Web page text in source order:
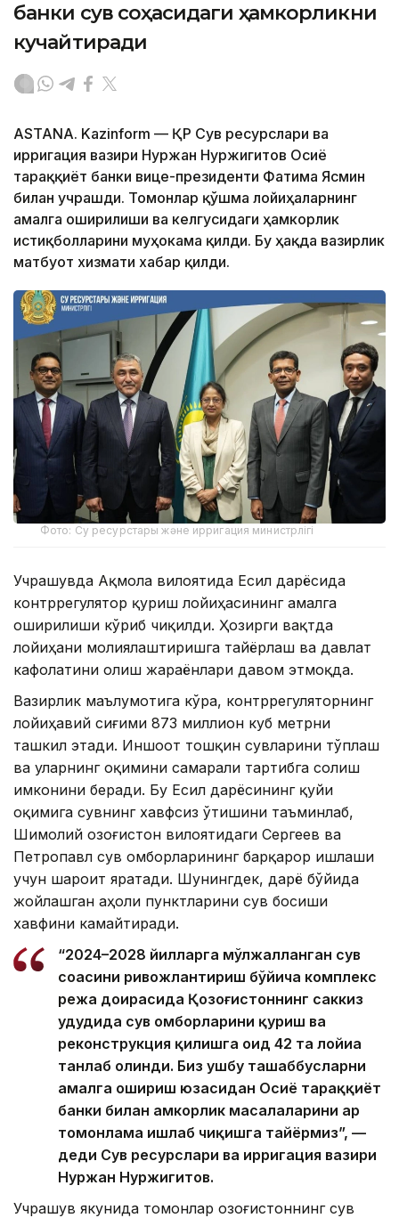
банки сув соҳасидаги ҳамкорликни
кучайтиради
ASTANA. Kazinform — ҚР Сув ресурслари ва
ирригация вазири Нуржан Нуржигитов Осиё
тараққиёт банки вице-президенти Фатима Ясмин
билан учрашди. Томонлар қўшма лойиҳаларнинг
амалга оширилиши ва келгусидаги ҳамкорлик
истиқболларини муҳокама қилди. Бу ҳақда вазирлик
матбуот хизмати хабар қилди.
Фото: Су ресурстары және ирригация министрлігі
Учрашувда Ақмола вилоятида Есил дарёсида
контррегулятор қуриш лойиҳасининг амалга
оширилиши кўриб чиқилди. Ҳозирги вақтда
лойиҳани молиялаштиришга тайёрлаш ва давлат
кафолатини олиш жараёнлари давом этмоқда.
Вазирлик маълумотига кўра, контррегуляторнинг
лойиҳавий сиғими 873 миллион куб метрни
ташкил этади. Иншоот тошқин сувларини тўплаш
ва уларнинг оқимини самарали тартибга солиш
имконини беради. Бу Есил дарёсининг қуйи
оқимига сувнинг хавфсиз ўтишини таъминлаб,
Шимолий Қозоғистон вилоятидаги Сергеев ва
Петропавл сув омборларининг барқарор ишлаши
учун шароит яратади. Шунингдек, дарё бўйида
жойлашган аҳоли пунктларини сув босиши
хавфини камайтиради.
“2024–2028 йилларга мўлжалланган сув
соҳасини ривожлантириш бўйича комплекс
режа доирасида Қозоғистоннинг саккиз
ҳудудида сув омборларини қуриш ва
реконструкция қилишга оид 42 та лойиҳа
танлаб олинди. Биз ушбу ташаббусларни
амалга ошириш юзасидан Осиё тараққиёт
банки билан ҳамкорлик масалаларини ҳар
томонлама ишлаб чиқишга тайёрмиз”, —
деди Сув ресурслари ва ирригация вазири
Нуржан Нуржигитов.
Учрашув якунида томонлар Қозоғистоннинг сув